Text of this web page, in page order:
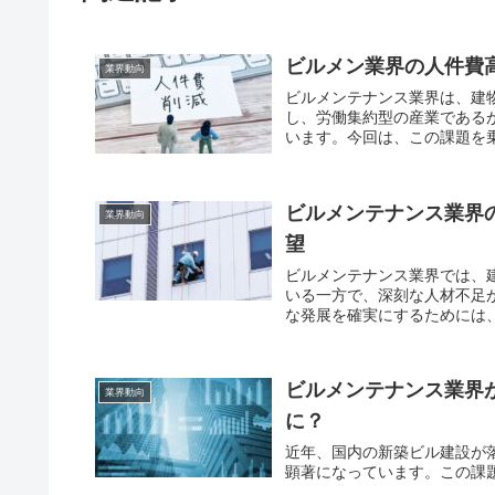
業界動向 ビルメン業界の人件費
ビルメンテナンス業界は、
し、労働集約型の産業であ
います。今回は、この課題を
業界動向
ビルメンテナンス業界
望
ビルメンテナンス業界では
いる一方で、深刻な人材不足
な発展を確実にするためには
業界動向
ビルメンテナンス業界
に？
近年、国内の新築ビル建設が
顕著になっています。この課